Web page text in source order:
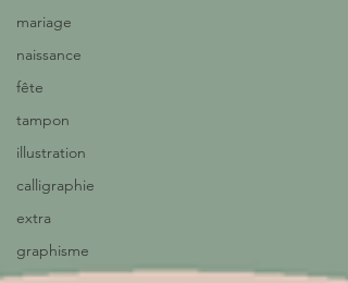
mariage
naissance
fête
tampon
illustration
calligraphie
extra
graphisme